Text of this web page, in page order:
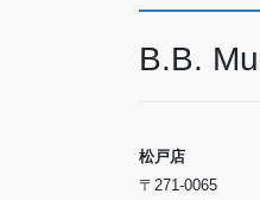
B.B.
松戸店
〒271-0065